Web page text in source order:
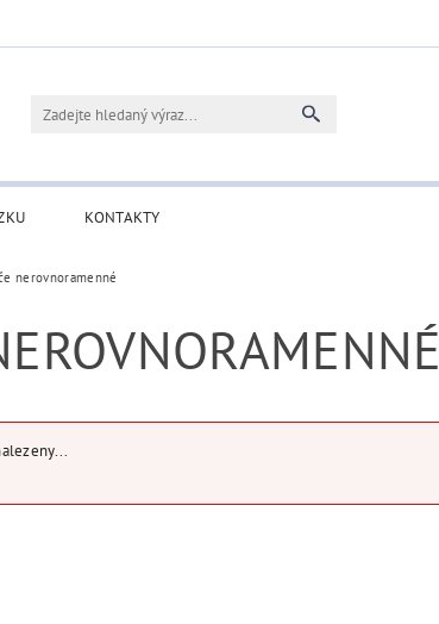
KONTAKTY
nerovnoramenné